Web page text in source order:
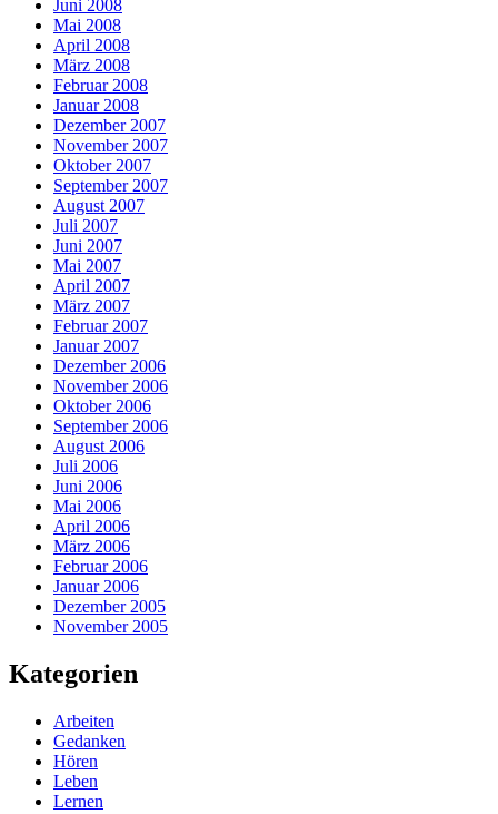
Juni 2008
Mai 2008
April 2008
März 2008
Februar 2008
Januar 2008
Dezember 2007
November 2007
Oktober 2007
September 2007
August 2007
Juli 2007
Juni 2007
Mai 2007
April 2007
März 2007
Februar 2007
Januar 2007
Dezember 2006
November 2006
Oktober 2006
September 2006
August 2006
Juli 2006
Juni 2006
Mai 2006
April 2006
März 2006
Februar 2006
Januar 2006
Dezember 2005
November 2005
Kategorien
Arbeiten
Gedanken
Hören
Leben
Lernen